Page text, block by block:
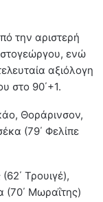
την αριστερή
ενώ
αξιόλογη
στο 90΄+1.
Θοράρινσον,
(79΄ Φελίπε
Τρουιγέ),
(70΄ Μωραΐτης)